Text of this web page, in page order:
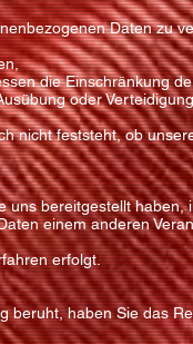
Daten zu
die Einschränkung
oder
nicht feststeht, ob
uns bereitgestellt
einem anderen
erfolgt.
beruht, haben Sie das